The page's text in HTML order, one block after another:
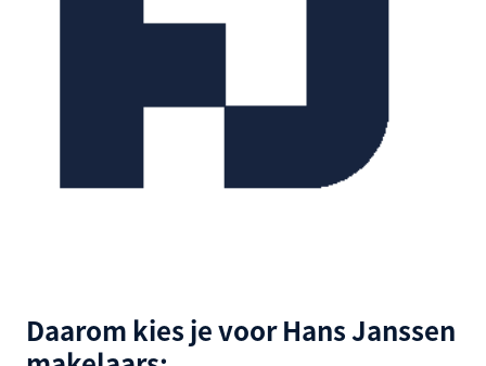
Daarom kies je voor Hans Janssen